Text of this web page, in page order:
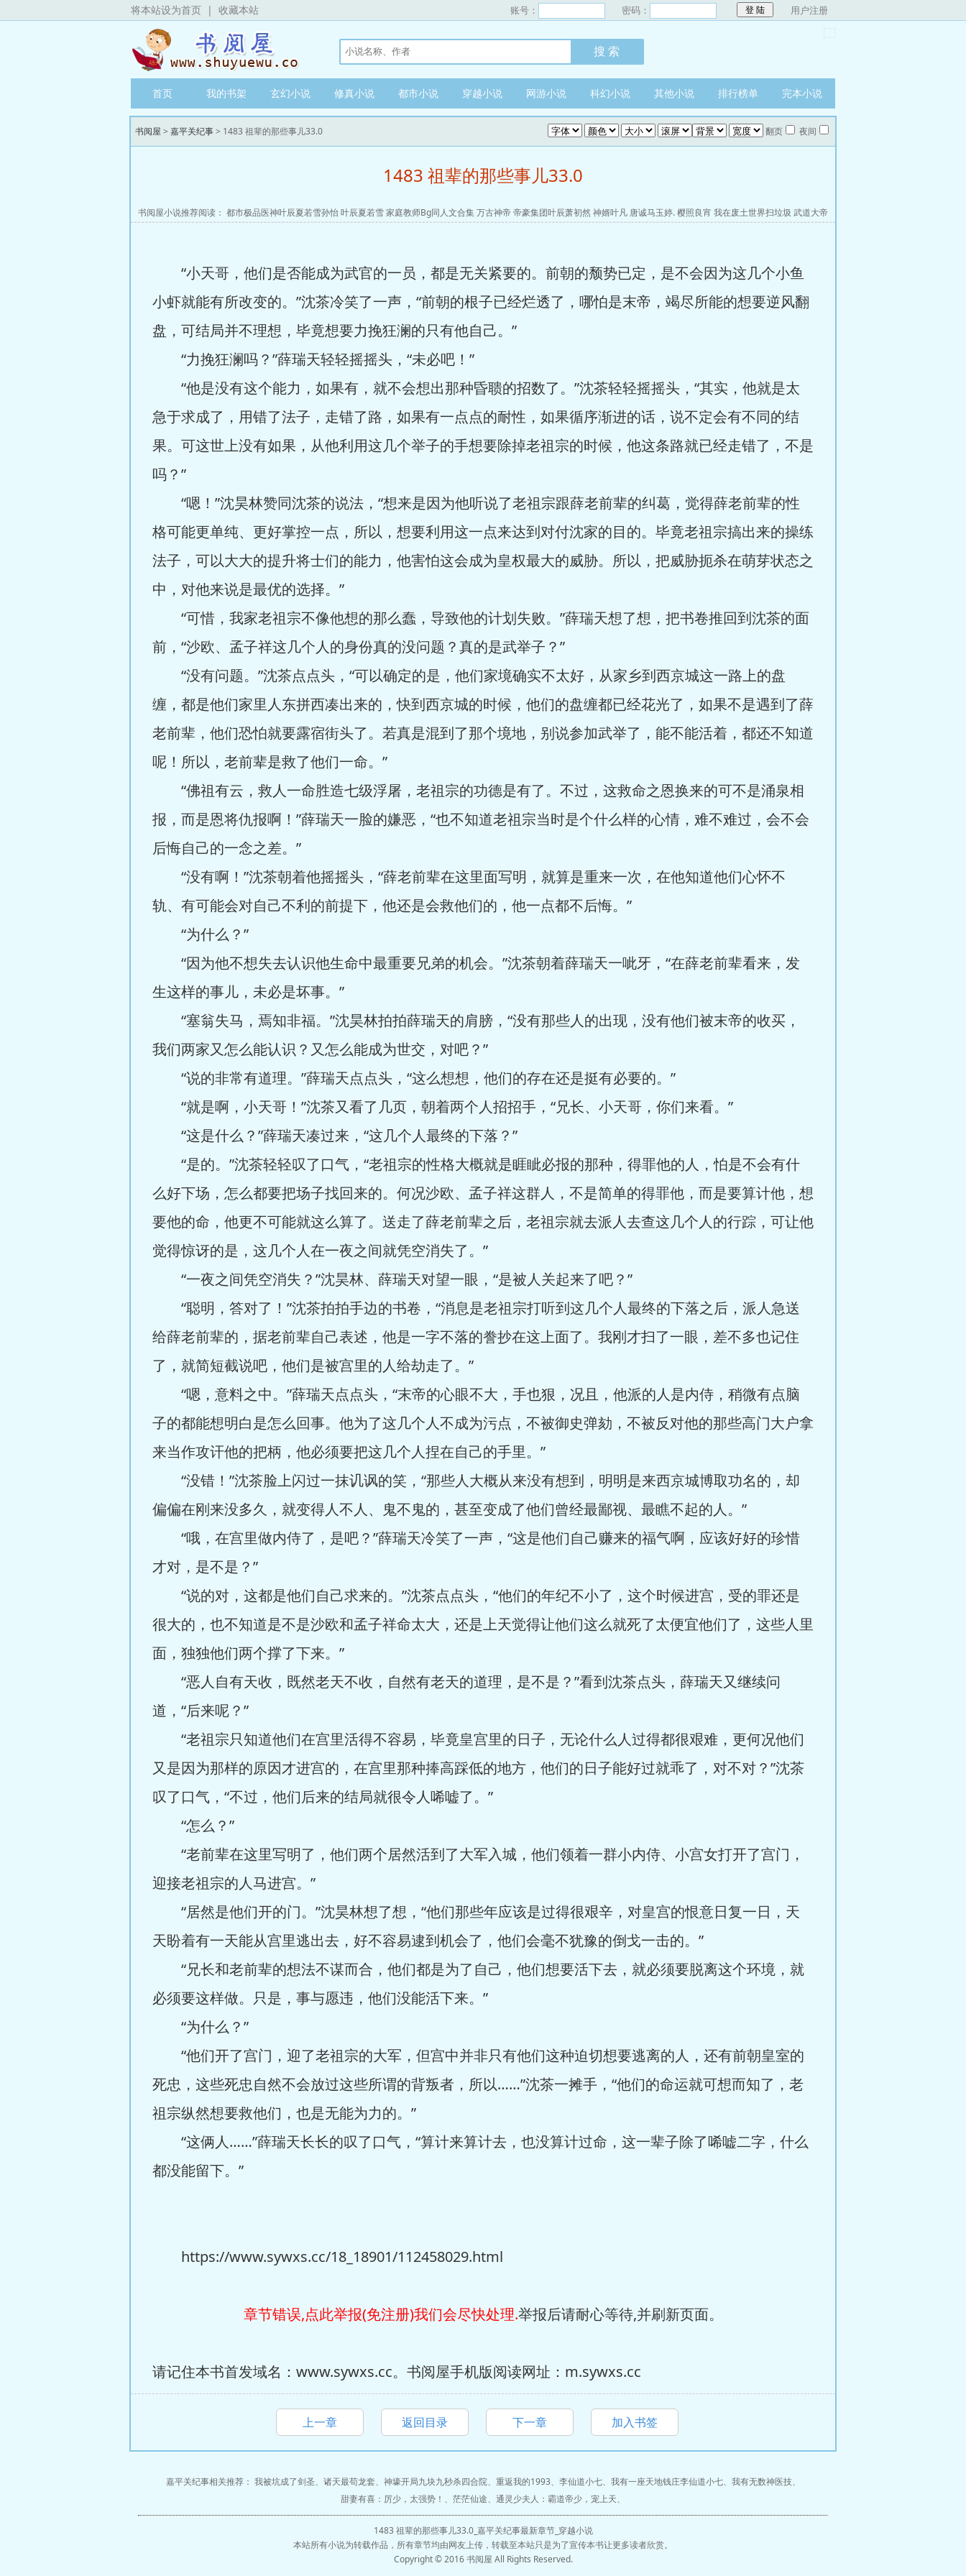
将本站设为首页 | 收藏本站 账号： 密码： 用户注册
首页 我的书架 玄幻小说 修真小说 都市小说 穿越小说 网游小说 科幻小说 其他小说 排行榜单 完本小说
书阅屋 > 嘉平关纪事> 1483 祖辈的那些事儿33.0 翻页 夜间
1483 祖辈的那些事儿33.0
书阅屋小说推荐阅读： 都市极品医神叶辰夏若雪孙怡叶辰夏若雪家庭教师Bg同人文合集万古神帝 帝豪集团叶辰萧初然神婿叶凡 唐诚马玉婷.樱照良宵 我在废土世界扫垃圾 武道大帝
“小天哥，他们是否能成为武官的一员，都是无关紧要的。前朝的颓势已定，是不会因为这几个小鱼
小虾就能有所改变的。”沈茶冷笑了一声，“前朝的根子已经烂透了，哪怕是末帝，竭尽所能的想要逆风翻
盘，可结局并不理想，毕竟想要力挽狂澜的只有他自己。”
“力挽狂澜吗？”薛瑞天轻轻摇摇头，“未必吧！”
“他是没有这个能力，如果有，就不会想出那种昏聩的招数了。”沈茶轻轻摇摇头，“其实，他就是太
急于求成了，用错了法子，走错了路，如果有一点点的耐性，如果循序渐进的话，说不定会有不同的结
果。可这世上没有如果，从他利用这几个举子的手想要除掉老祖宗的时候，他这条路就已经走错了，不是
吗？”
“嗯！”沈昊林赞同沈茶的说法，“想来是因为他听说了老祖宗跟薛老前辈的纠葛，觉得薛老前辈的性
格可能更单纯、更好掌控一点，所以，想要利用这一点来达到对付沈家的目的。毕竟老祖宗搞出来的操练
法子，可以大大的提升将士们的能力，他害怕这会成为皇权最大的威胁。所以，把威胁扼杀在萌芽状态之
中，对他来说是最优的选择。”
“可惜，我家老祖宗不像他想的那么蠢，导致他的计划失败。”薛瑞天想了想，把书卷推回到沈茶的面
前，“沙欧、孟子祥这几个人的身份真的没问题？真的是武举子？”
“没有问题。”沈茶点点头，“可以确定的是，他们家境确实不太好，从家乡到西京城这一路上的盘
缠，都是他们家里人东拼西凑出来的，快到西京城的时候，他们的盘缠都已经花光了，如果不是遇到了薛
老前辈，他们恐怕就要露宿街头了。若真是混到了那个境地，别说参加武举了，能不能活着，都还不知道
呢！所以，老前辈是救了他们一命。”
“佛祖有云，救人一命胜造七级浮屠，老祖宗的功德是有了。不过，这救命之恩换来的可不是涌泉相
报，而是恩将仇报啊！”薛瑞天一脸的嫌恶，“也不知道老祖宗当时是个什么样的心情，难不难过，会不会
后悔自己的一念之差。”
“没有啊！”沈茶朝着他摇摇头，“薛老前辈在这里面写明，就算是重来一次，在他知道他们心怀不
轨、有可能会对自己不利的前提下，他还是会救他们的，他一点都不后悔。”
“为什么？”
“因为他不想失去认识他生命中最重要兄弟的机会。”沈茶朝着薛瑞天一呲牙，“在薛老前辈看来，发
生这样的事儿，未必是坏事。”
“塞翁失马，焉知非福。”沈昊林拍拍薛瑞天的肩膀，“没有那些人的出现，没有他们被末帝的收买，
我们两家又怎么能认识？又怎么能成为世交，对吧？”
“说的非常有道理。”薛瑞天点点头，“这么想想，他们的存在还是挺有必要的。”
“就是啊，小天哥！”沈茶又看了几页，朝着两个人招招手，“兄长、小天哥，你们来看。”
“这是什么？”薛瑞天凑过来，“这几个人最终的下落？”
“是的。”沈茶轻轻叹了口气，“老祖宗的性格大概就是睚眦必报的那种，得罪他的人，怕是不会有什
么好下场，怎么都要把场子找回来的。何况沙欧、孟子祥这群人，不是简单的得罪他，而是要算计他，想
要他的命，他更不可能就这么算了。送走了薛老前辈之后，老祖宗就去派人去查这几个人的行踪，可让他
觉得惊讶的是，这几个人在一夜之间就凭空消失了。”
“一夜之间凭空消失？”沈昊林、薛瑞天对望一眼，“是被人关起来了吧？”
“聪明，答对了！”沈茶拍拍手边的书卷，“消息是老祖宗打听到这几个人最终的下落之后，派人急送
给薛老前辈的，据老前辈自己表述，他是一字不落的誊抄在这上面了。我刚才扫了一眼，差不多也记住
了，就简短截说吧，他们是被宫里的人给劫走了。”
“嗯，意料之中。”薛瑞天点点头，“末帝的心眼不大，手也狠，况且，他派的人是内侍，稍微有点脑
子的都能想明白是怎么回事。他为了这几个人不成为污点，不被御史弹劾，不被反对他的那些高门大户拿
来当作攻讦他的把柄，他必须要把这几个人捏在自己的手里。”
“没错！”沈茶脸上闪过一抹讥讽的笑，“那些人大概从来没有想到，明明是来西京城博取功名的，却
偏偏在刚来没多久，就变得人不人、鬼不鬼的，甚至变成了他们曾经最鄙视、最瞧不起的人。”
“哦，在宫里做内侍了，是吧？”薛瑞天冷笑了一声，“这是他们自己赚来的福气啊，应该好好的珍惜
才对，是不是？”
“说的对，这都是他们自己求来的。”沈茶点点头，“他们的年纪不小了，这个时候进宫，受的罪还是
很大的，也不知道是不是沙欧和孟子祥命太大，还是上天觉得让他们这么就死了太便宜他们了，这些人里
面，独独他们两个撑了下来。”
“恶人自有天收，既然老天不收，自然有老天的道理，是不是？”看到沈茶点头，薛瑞天又继续问
道，“后来呢？”
“老祖宗只知道他们在宫里活得不容易，毕竟皇宫里的日子，无论什么人过得都很艰难，更何况他们
又是因为那样的原因才进宫的，在宫里那种捧高踩低的地方，他们的日子能好过就乖了，对不对？”沈茶
叹了口气，“不过，他们后来的结局就很令人唏嘘了。”
“怎么？”
“老前辈在这里写明了，他们两个居然活到了大军入城，他们领着一群小内侍、小宫女打开了宫门，
迎接老祖宗的人马进宫。”
“居然是他们开的门。”沈昊林想了想，“他们那些年应该是过得很艰辛，对皇宫的恨意日复一日，天
天盼着有一天能从宫里逃出去，好不容易逮到机会了，他们会毫不犹豫的倒戈一击的。”
“兄长和老前辈的想法不谋而合，他们都是为了自己，他们想要活下去，就必须要脱离这个环境，就
必须要这样做。只是，事与愿违，他们没能活下来。”
“为什么？”
“他们开了宫门，迎了老祖宗的大军，但宫中并非只有他们这种迫切想要逃离的人，还有前朝皇室的
死忠，这些死忠自然不会放过这些所谓的背叛者，所以……”沈茶一摊手，“他们的命运就可想而知了，老
祖宗纵然想要救他们，也是无能为力的。”
“这俩人……”薛瑞天长长的叹了口气，“算计来算计去，也没算计过命，这一辈子除了唏嘘二字，什么
都没能留下。”
https://www.sywxs.cc/18_18901/112458029.html
章节错误,点此举报(免注册)我们会尽快处理.举报后请耐心等待,并刷新页面。
请记住本书首发域名：www.sywxs.cc。书阅屋手机版阅读网址：m.sywxs.cc
上一章 返回目录 下一章 加入书签
嘉平关纪事相关推荐： 我被坑成了剑圣、 诸天最苟龙套、 神壕开局九块九秒杀四合院、 重返我的1993、 李仙道小七、 我有一座天地钱庄李仙道小七、 我有无数神医技、
甜妻有喜：厉少，太强势！ 、 茫茫仙途、 通灵少夫人：霸道帝少，宠上天、
1483 祖辈的那些事儿33.0_嘉平关纪事最新章节_穿越小说
本站所有小说为转载作品，所有章节均由网友上传，转载至本站只是为了宣传本书让更多读者欣赏。
Copyright © 2016 书阅屋 All Rights Reserved.